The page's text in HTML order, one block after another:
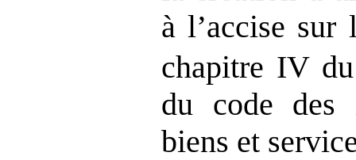
à l’accise sur
chapitre IV
du code des
biens et